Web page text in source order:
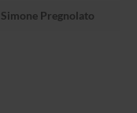
Simone Pregnolato